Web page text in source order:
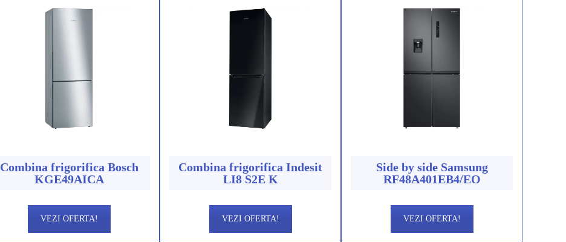
Combina frigorifica Bosch
KGE49AICA
VEZI OFERTA!
Combina frigorifica Indesit
LI8 S2E K
VEZI OFERTA!
Side by side Samsung
RF48A401EB4/EO
VEZI OFERTA!